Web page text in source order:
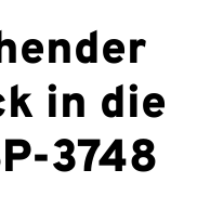
in die
3748